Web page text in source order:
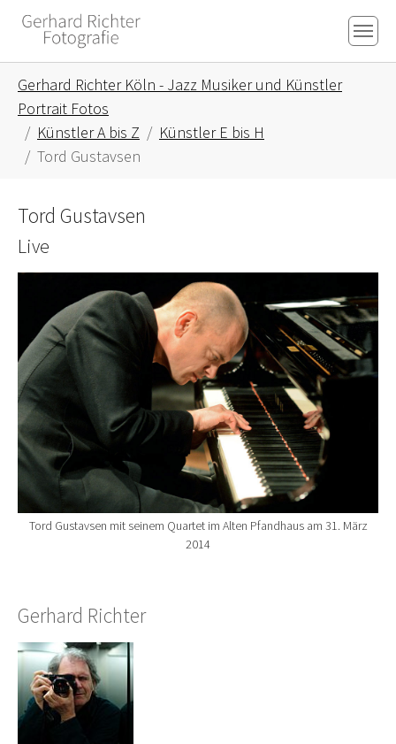
Skip to main content
Skip to page footer
Gerhard Richter Köln - Jazz Musiker und Künstler
Portrait Fotos
Künstler A bis Z
Künstler E bis H
Tord Gustavsen
Tord Gustavsen
Live
Tord Gustavsen mit seinem Quartet im Alten Pfandhaus am 31. März
2014
Gerhard Richter